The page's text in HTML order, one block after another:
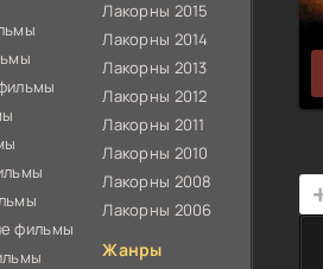
фильмы
Лакорны 2015
Лакорны 2014
Лакорны 2013
Лакорны 2012
Лакорны 2011
Лакорны 2010
Лакорны 2008
Лакорны 2006
Жанры